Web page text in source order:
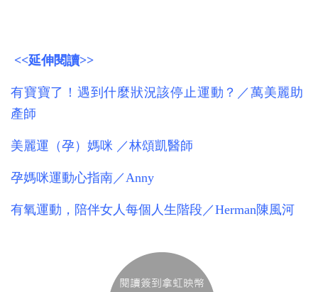
<<延伸閱讀>>
有寶寶了！遇到什麼狀況該停止運動？ ／萬美麗助
產師
美麗運（孕）媽咪 ／林頌凱醫師
孕媽咪運動心指南／Anny
有氧運動，陪伴女人每個人生階段／Herman陳風河